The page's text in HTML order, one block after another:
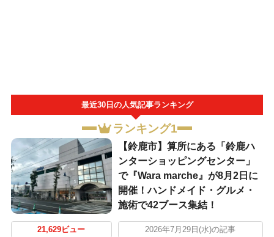
最近30日の人気記事ランキング
ランキング1
【鈴鹿市】算所にある「鈴鹿ハ
ンターショッピングセンター」
で『Wara marche』が8月2日に
開催！ハンドメイド・グルメ・
施術で42ブース集結！
21,629ビュー 2026年7月29日(水)の記事